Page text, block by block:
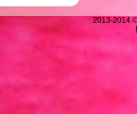
2013-2014